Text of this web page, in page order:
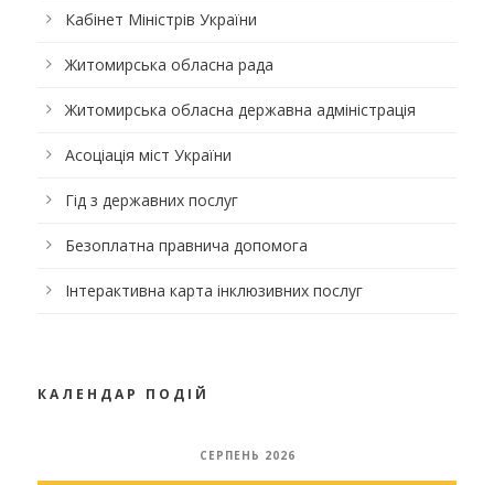
Кабінет Міністрів України
Житомирська обласна рада
Житомирська обласна державна адміністрація
Асоціація міст України
Гід з державних послуг
Безоплатна правнича допомога
Інтерактивна карта інклюзивних послуг
КАЛЕНДАР ПОДІЙ
СЕРПЕНЬ 2026